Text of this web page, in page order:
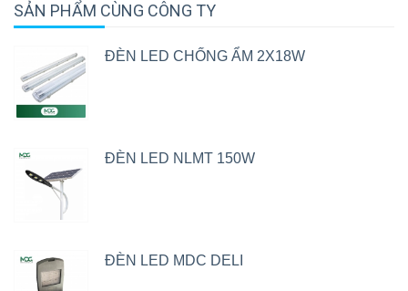
SẢN PHẨM CÙNG CÔNG TY
ĐÈN LED CHỐNG ẨM 2X18W
ĐÈN LED NLMT 150W
ĐÈN LED MDC DELI